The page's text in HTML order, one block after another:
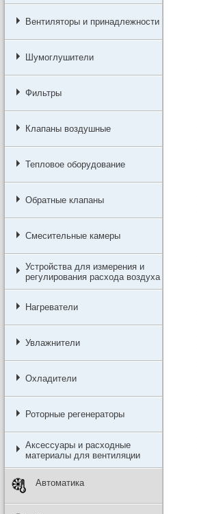
Вентиляторы и принадлежности
Шумоглушители
Фильтры
Клапаны воздушные
Тепловое оборудование
Обратные клапаны
Смесительные камеры
Устройства для измерения и
регулирования расхода воздуха
Нагреватели
Увлажнители
Охладители
Роторные регенераторы
Аксессуары и расходные
материалы для вентиляции
Автоматика